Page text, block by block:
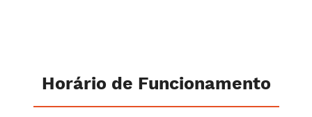
Horário de Funcionamento